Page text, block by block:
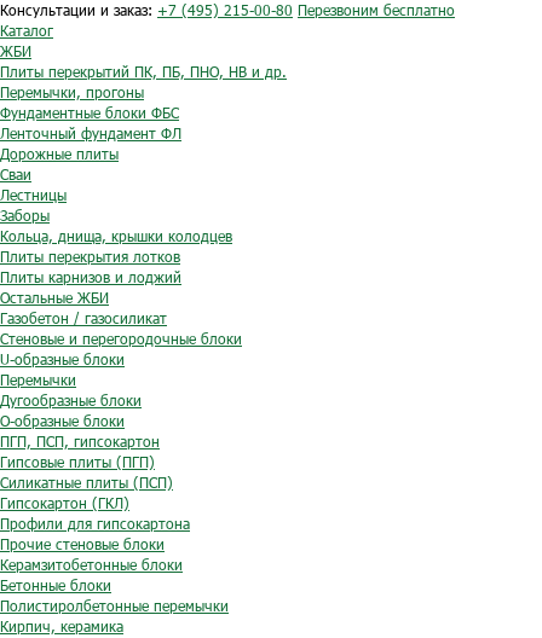
Консультации и заказ: +7 (495) 215-00-80 Перезвоним бесплатно
Каталог
ЖБИ
Плиты перекрытий ПК, ПБ, ПНО, НВ и др.
Перемычки, прогоны
Фундаментные блоки ФБС
Ленточный фундамент ФЛ
Дорожные плиты
Сваи
Лестницы
Заборы
Кольца, днища, крышки колодцев
Плиты перекрытия лотков
Плиты карнизов и лоджий
Остальные ЖБИ
Газобетон / газосиликат
Стеновые и перегородочные блоки
U-образные блоки
Перемычки
Дугообразные блоки
O-образные блоки
ПГП, ПСП, гипсокартон
Гипсовые плиты (ПГП)
Силикатные плиты (ПСП)
Гипсокартон (ГКЛ)
Профили для гипсокартона
Прочие стеновые блоки
Керамзитобетонные блоки
Бетонные блоки
Полистиролбетонные перемычки
Кирпич, керамика